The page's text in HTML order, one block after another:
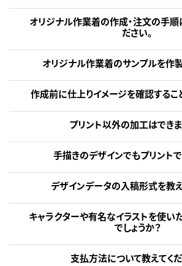
オリジナル作業着の作成・注文の手順
ださい。
オリジナル作業着のサンプルを作
作成前に仕上りイメージを確認するこ
プリント以外の加工はでき
手描きのデザインでもプリント
デザインデータの入稿形式を教
キャラクターや有名なイラストを使い
でしょうか？
支払方法について教えてくだ